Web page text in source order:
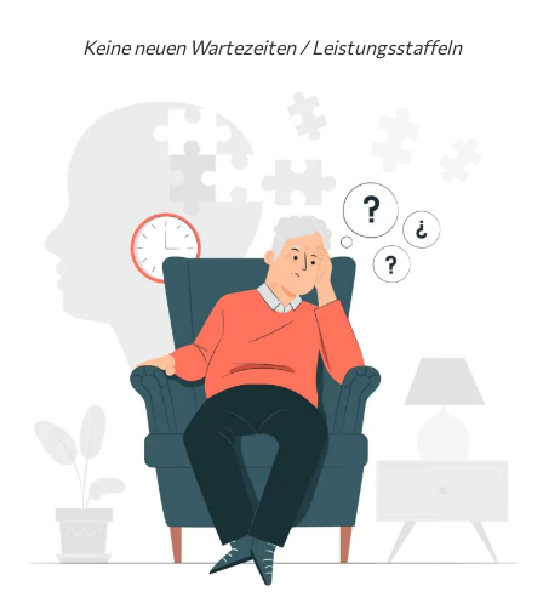
Keine neuen Wartezeiten / Leistungsstaffeln